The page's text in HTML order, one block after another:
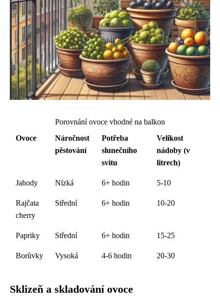
Porovnání ovoce vhodné na balkon
Ovoce
Náročnost
pěstování
Potřeba
slunečního
svitu
Velikost
nádoby (v
litrech)
Jahody Nízká 6+ hodin 5-10
Rajčata
cherry
Střední 6+ hodin 10-20
Papriky Střední 6+ hodin 15-25
Borůvky Vysoká 4-6 hodin 20-30
Sklizeň a skladování ovoce